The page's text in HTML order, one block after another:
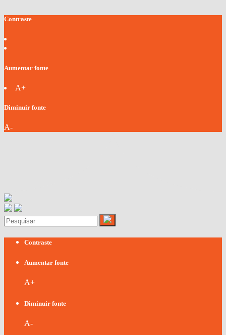
Contraste
Aumentar fonte
A+
Diminuir fonte
A-
Contraste
Aumentar fonte
A+
Diminuir fonte
A-